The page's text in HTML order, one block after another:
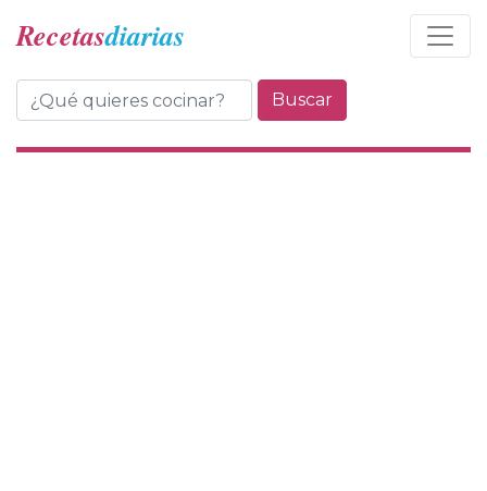
Recetasdiarias
Buscar